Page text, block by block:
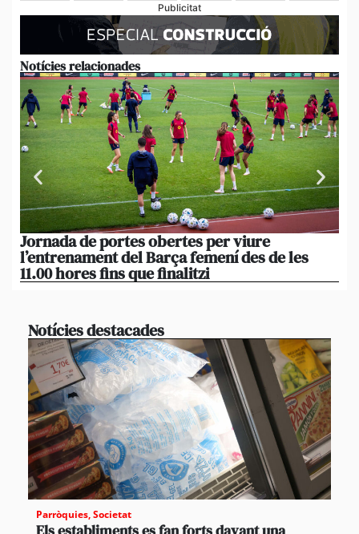
Publicitat
Notícies relacionades
Jornada de portes obertes per viure
l’entrenament del Barça femení des de les
11.00 hores fins que finalitzi
Notícies destacades
Parròquies,Societat